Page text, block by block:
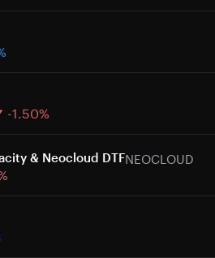
-1.50%
& Neocloud DTFNEOCLOUD